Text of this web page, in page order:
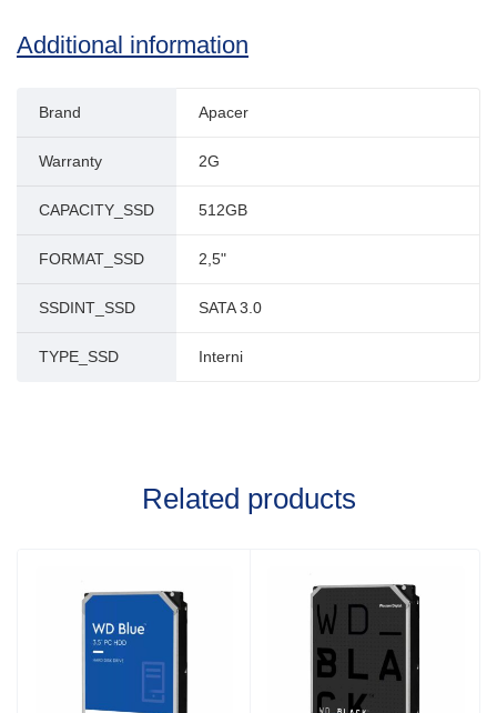
Additional information
Brand Apacer
Warranty 2G
CAPACITY_SSD 512GB
FORMAT_SSD 2,5"
SSDINT_SSD SATA 3.0
TYPE_SSD Interni
Related products